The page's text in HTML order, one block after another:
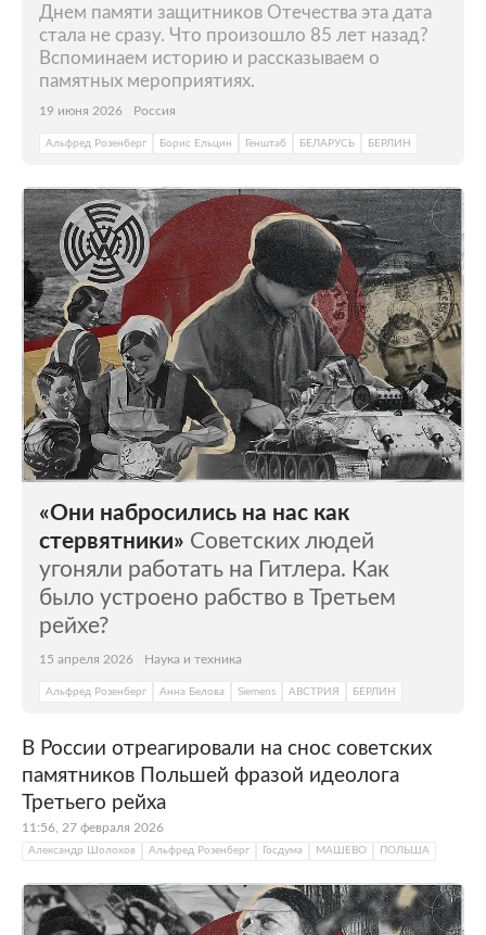
Днем памяти защитников Отечества эта дата
стала не сразу. Что произошло 85 лет назад?
Вспоминаем историю и рассказываем о
памятных мероприятиях.
19 июня 2026 Россия
Альфред Розенберг Борис Ельцин Генштаб БЕЛАРУСЬ БЕРЛИН
«Они набросились на нас как
стервятники» Советских людей
угоняли работать на Гитлера. Как
было устроено рабство в Третьем
рейхе?
15 апреля 2026 Наука и техника
Альфред Розенберг Анна Белова Siemens АВСТРИЯ БЕРЛИН
В России отреагировали на снос советских
памятников Польшей фразой идеолога
Третьего рейха
11:56, 27 февраля 2026
Александр Шолохов Альфред Розенберг Госдума МАШЕВО ПОЛЬША